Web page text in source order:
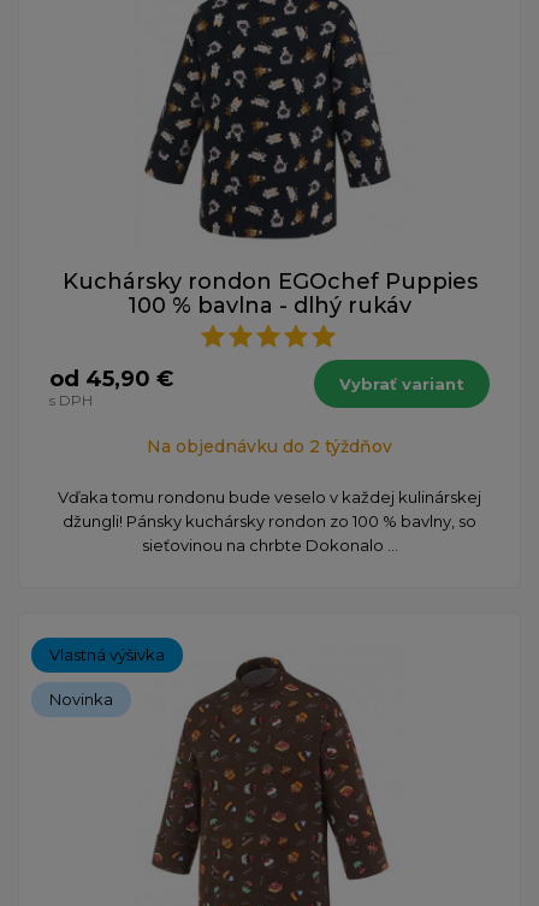
Kuchársky rondon EGOchef Puppies
100 % bavlna - dlhý rukáv
od 45,90 €
s DPH
Vybrať variant
Na objednávku do 2 týždňov
Vďaka tomu rondonu bude veselo v každej kulinárskej
džungli! Pánsky kuchársky rondon zo 100 % bavlny, so
sieťovinou na chrbte Dokonalo ...
Vlastná výšivka
Novinka